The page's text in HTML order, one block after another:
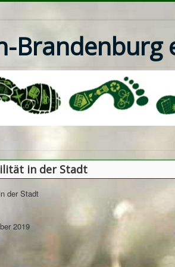
Brandenburg
in der Stadt
der Stadt
2019